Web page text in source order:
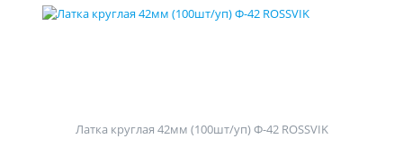
Латка круглая 42мм (100шт/уп) Ф-42 ROSSVIK